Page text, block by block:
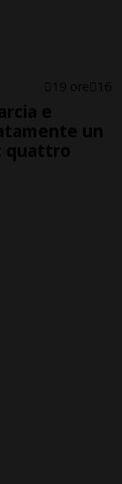
19 ore 16
e
un
quattro